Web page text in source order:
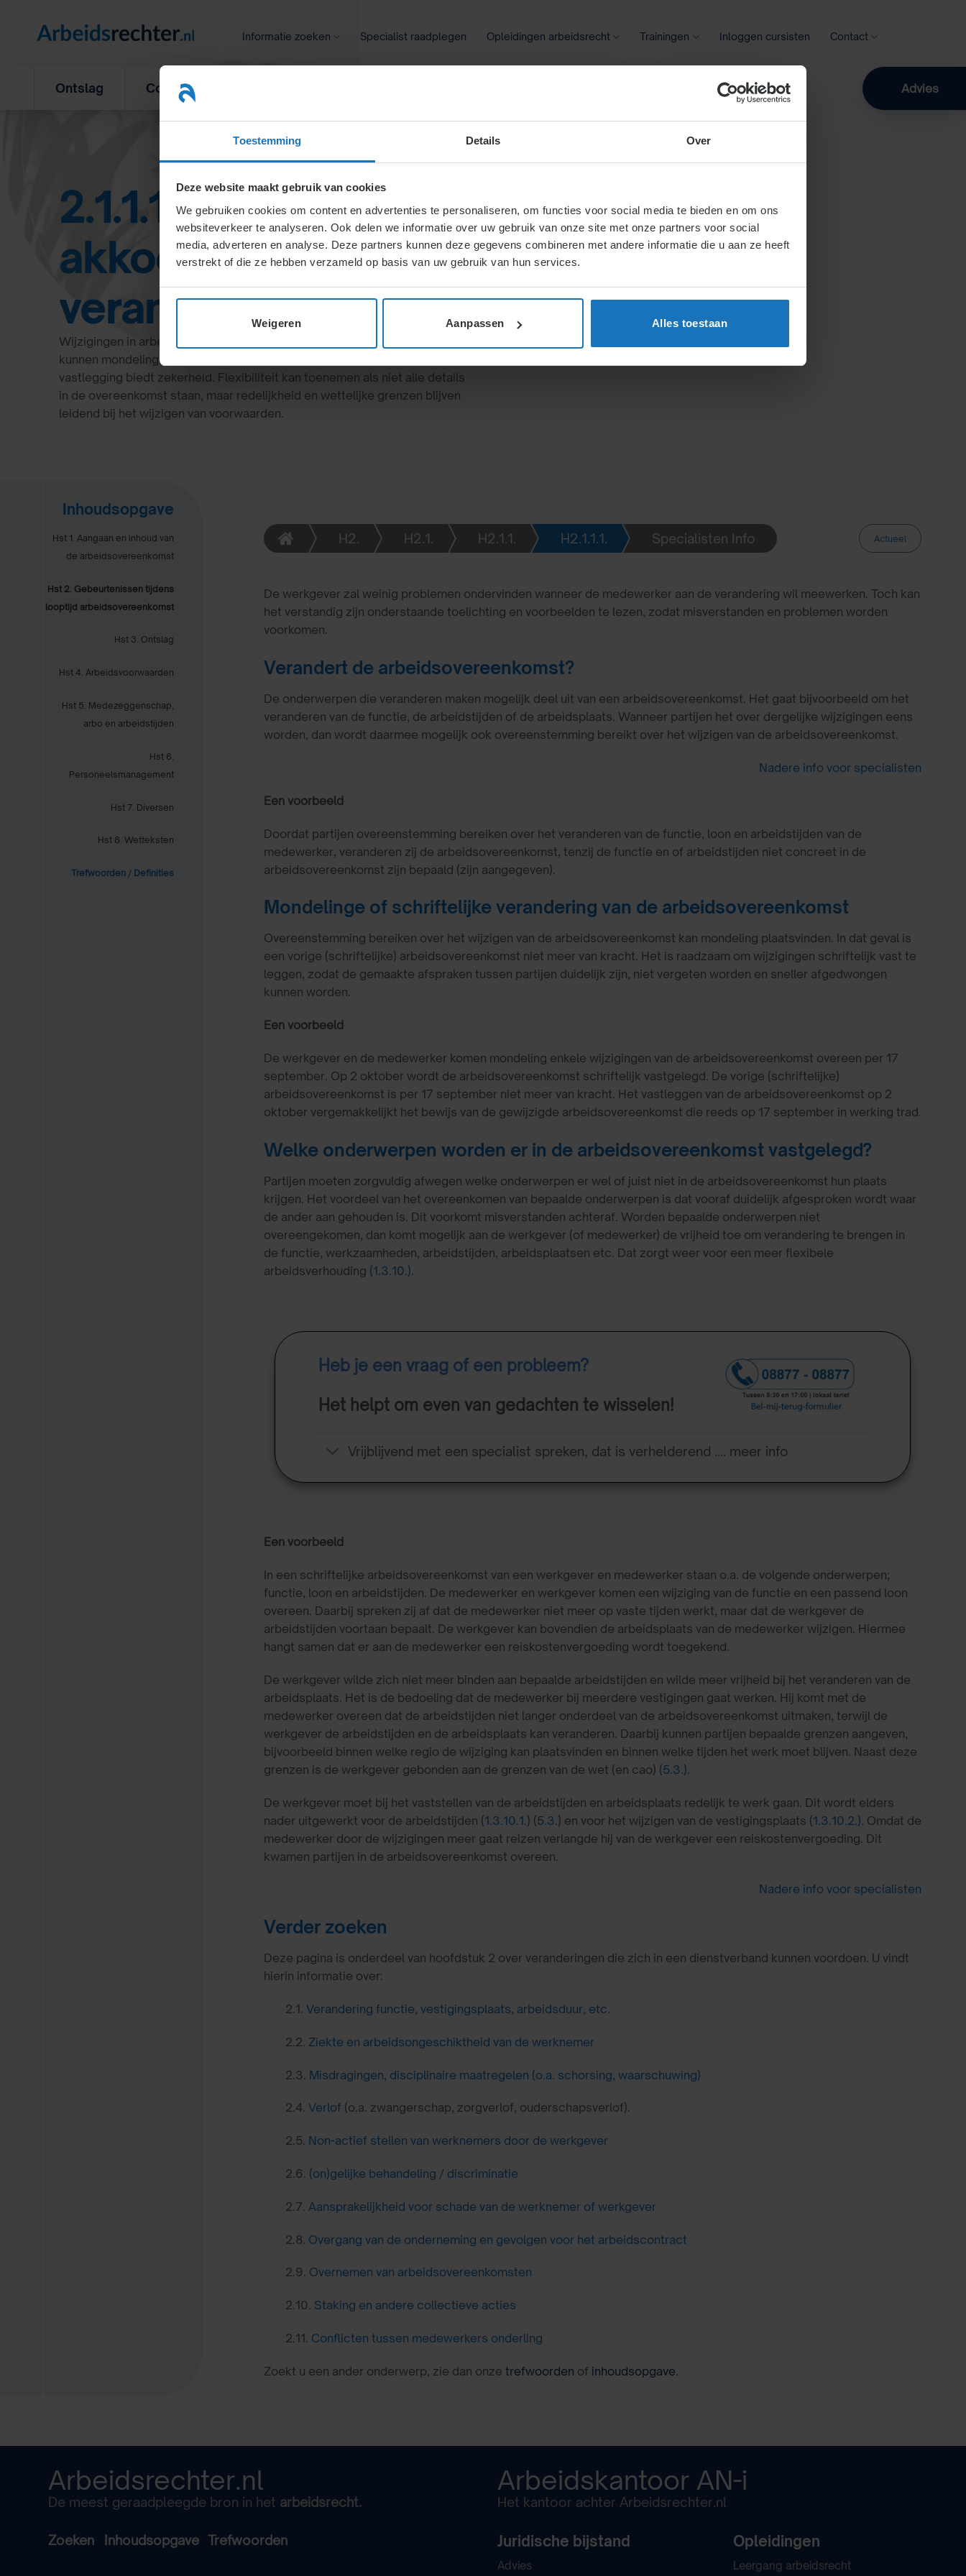
Toestemming Details Over
Deze website maakt gebruik van cookies
We gebruiken cookies om content en advertenties te personaliseren, om functies voor social media te bieden en om ons
websiteverkeer te analyseren. Ook delen we informatie over uw gebruik van onze site met onze partners voor social
media, adverteren en analyse. Deze partners kunnen deze gegevens combineren met andere informatie die u aan ze heeft
verstrekt of die ze hebben verzameld op basis van uw gebruik van hun services.
Weigeren Aanpassen Alles toestaan
Informatie zoeken Specialist raadplegen Opleidingen arbeidsrecht Trainingen Inloggen cursisten Contact
Ontslag Concurrentiebeding Zoeken Advies
2.1.1.1. Medewerker gaat
akkoord met de
veranderingen
Wijzigingen in arbeidsvoorwaarden zoals functie, loon, en arbeidstijden
kunnen mondeling of schriftelijk worden overeengekomen. Schriftelijke
vastlegging biedt zekerheid. Flexibiliteit kan toenemen als niet alle details
in de overeenkomst staan, maar redelijkheid en wettelijke grenzen blijven
leidend bij het wijzigen van voorwaarden.
Inhoudsopgave
Hst 1. Aangaan en inhoud van
de arbeidsovereenkomst
Hst 2. Gebeurtenissen tijdens
looptijd arbeidsovereenkomst
Hst 3. Ontslag
Hst 4. Arbeidsvoorwaarden
Hst 5. Medezeggenschap,
arbo en arbeidstijden
Hst 6.
Personeelsmanagement
Hst 7. Diversen
Hst 8. Wetteksten
Trefwoorden / Definities
H2. H2.1. H2.1.1. H2.1.1.1. Specialisten Info Actueel
De werkgever zal weinig problemen ondervinden wanneer de medewerker aan de verandering wil meewerken. Toch kan
het verstandig zijn onderstaande toelichting en voorbeelden te lezen, zodat misverstanden en problemen worden
voorkomen.
Verandert de arbeidsovereenkomst?
De onderwerpen die veranderen maken mogelijk deel uit van een arbeidsovereenkomst. Het gaat bijvoorbeeld om het
veranderen van de functie, de arbeidstijden of de arbeidsplaats. Wanneer partijen het over dergelijke wijzigingen eens
worden, dan wordt daarmee mogelijk ook overeenstemming bereikt over het wijzigen van de arbeidsovereenkomst.
Nadere info voor specialisten
Een voorbeeld
Doordat partijen overeenstemming bereiken over het veranderen van de functie, loon en arbeidstijden van de
medewerker, veranderen zij de arbeidsovereenkomst, tenzij de functie en of arbeidstijden niet concreet in de
arbeidsovereenkomst zijn bepaald (zijn aangegeven).
Mondelinge of schriftelijke verandering van de arbeidsovereenkomst
Overeenstemming bereiken over het wijzigen van de arbeidsovereenkomst kan mondeling plaatsvinden. In dat geval is
een vorige (schriftelijke) arbeidsovereenkomst niet meer van kracht. Het is raadzaam om wijzigingen schriftelijk vast te
leggen, zodat de gemaakte afspraken tussen partijen duidelijk zijn, niet vergeten worden en sneller afgedwongen
kunnen worden.
Een voorbeeld
De werkgever en de medewerker komen mondeling enkele wijzigingen van de arbeidsovereenkomst overeen per 17
september. Op 2 oktober wordt de arbeidsovereenkomst schriftelijk vastgelegd. De vorige (schriftelijke)
arbeidsovereenkomst is per 17 september niet meer van kracht. Het vastleggen van de arbeidsovereenkomst op 2
oktober vergemakkelijkt het bewijs van de gewijzigde arbeidsovereenkomst die reeds op 17 september in werking trad.
Welke onderwerpen worden er in de arbeidsovereenkomst vastgelegd?
Partijen moeten zorgvuldig afwegen welke onderwerpen er wel of juist niet in de arbeidsovereenkomst hun plaats
krijgen. Het voordeel van het overeenkomen van bepaalde onderwerpen is dat vooraf duidelijk afgesproken wordt waar
de ander aan gehouden is. Dit voorkomt misverstanden achteraf. Worden bepaalde onderwerpen niet
overeengekomen, dan komt mogelijk aan de werkgever (of medewerker) de vrijheid toe om verandering te brengen in
de functie, werkzaamheden, arbeidstijden, arbeidsplaatsen etc. Dat zorgt weer voor een meer flexibele
arbeidsverhouding (1.3.10.).
Heb je een vraag of een probleem?
Het helpt om even van gedachten te wisselen!
Vrijblijvend met een specialist spreken, dat is verhelderend .... meer info
Een voorbeeld
In een schriftelijke arbeidsovereenkomst van een werkgever en medewerker staan o.a. de volgende onderwerpen;
functie, loon en arbeidstijden. De medewerker en werkgever komen een wijziging van de functie en een passend loon
overeen. Daarbij spreken zij af dat de medewerker niet meer op vaste tijden werkt, maar dat de werkgever de
arbeidstijden voortaan bepaalt. De werkgever kan bovendien de arbeidsplaats van de medewerker wijzigen. Hiermee
hangt samen dat er aan de medewerker een reiskostenvergoeding wordt toegekend.
De werkgever wilde zich niet meer binden aan bepaalde arbeidstijden en wilde meer vrijheid bij het veranderen van de
arbeidsplaats. Het is de bedoeling dat de medewerker bij meerdere vestigingen gaat werken. Hij komt met de
medewerker overeen dat de arbeidstijden niet langer onderdeel van de arbeidsovereenkomst uitmaken, terwijl de
werkgever de arbeidstijden en de arbeidsplaats kan veranderen. Daarbij kunnen partijen bepaalde grenzen aangeven,
bijvoorbeeld binnen welke regio de wijziging kan plaatsvinden en binnen welke tijden het werk moet blijven. Naast deze
grenzen is de werkgever gebonden aan de grenzen van de wet (en cao) (5.3.).
De werkgever moet bij het vaststellen van de arbeidstijden en arbeidsplaats redelijk te werk gaan. Dit wordt elders
nader uitgewerkt voor de arbeidstijden (1.3.10.1.) (5.3.) en voor het wijzigen van de vestigingsplaats (1.3.10.2.). Omdat de
medewerker door de wijzigingen meer gaat reizen verlangde hij van de werkgever een reiskostenvergoeding. Dit
kwamen partijen in de arbeidsovereenkomst overeen.
Nadere info voor specialisten
Verder zoeken
Deze pagina is onderdeel van hoofdstuk 2 over veranderingen die zich in een dienstverband kunnen voordoen. U vindt
hierin informatie over:
2.1. Verandering functie, vestigingsplaats, arbeidsduur, etc.
2.2. Ziekte en arbeidsongeschiktheid van de werknemer
2.3. Misdragingen, disciplinaire maatregelen (o.a. schorsing, waarschuwing)
2.4. Verlof (o.a. zwangerschap, zorgverlof, ouderschapsverlof).
2.5. Non-actief stellen van werknemers door de werkgever
2.6. (on)gelijke behandeling / discriminatie
2.7. Aansprakelijkheid voor schade van de werknemer of werkgever
2.8. Overgang van de onderneming en gevolgen voor het arbeidscontract
2.9. Overnemen van arbeidsovereenkomsten
2.10. Staking en andere collectieve acties
2.11. Conflicten tussen medewerkers onderling
Zoekt u een ander onderwerp, zie dan onze trefwoorden of inhoudsopgave.
Arbeidsrechter.nl
De meest geraadpleegde bron in het arbeidsrecht.
Zoeken Inhoudsopgave Trefwoorden
Arbeidskantoor AN-i
Het kantoor achter Arbeidsrechter.nl
Juridische bijstand
Advies
Opleidingen
Leergang arbeidsrecht